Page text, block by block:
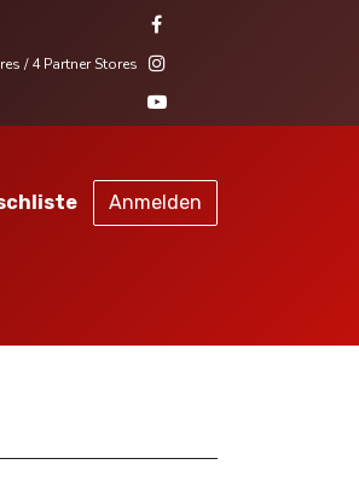
/ 4 Partner Stores
Anmelden